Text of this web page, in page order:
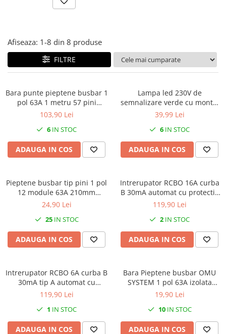
Contactoare si relee
Alte aparataje
Lampi
Proiectoare
Stradale
Aplice si plafoniere
Panouri LED
Spoturi
Banda led si accesorii
Prelungitoare
Prelungitoare casnice
Prelungitoare pe tambur
Prelungitoare industriale
Cleme
Cleme pe sina DIN
Cleme diverse
Papuci si mufe
Afiseaza: 1-8 din 8 produse
FILTRE
Bara punte pieptene busbar 1
pol 63A 1 metru 57 pini
pentru conexiuni sigurante
103,90 Lei
6 IN STOC
ADAUGA IN COS
Lampa led 230V de
semnalizare verde cu montaj
pe sina in tablouri electrice
39,99 Lei
6 IN STOC
ADAUGA IN COS
Pieptene busbar tip pini 1 pol
12 module 63A 210mm
10mm²
24,90 Lei
25IN STOC
ADAUGA IN COS
Intrerupator RCBO 16A curba
B 30mA automat cu protectie
diferentiala 1 modul 1P+N 6kA
119,90 Lei
2 IN STOC
ADAUGA IN COS
Intrerupator RCBO 6A curba B
30mA tip A automat cu
protectie diferentiala 1 modul
119,90 Lei
1 IN STOC
ADAUGA IN COS
Bara Pieptene busbar OMU
SYSTEM 1 pol 63A izolata
210mm 10mm² tip pini , 12
electrice 230/400V AC
19,90 Lei
10IN STOC
ADAUGA IN COS